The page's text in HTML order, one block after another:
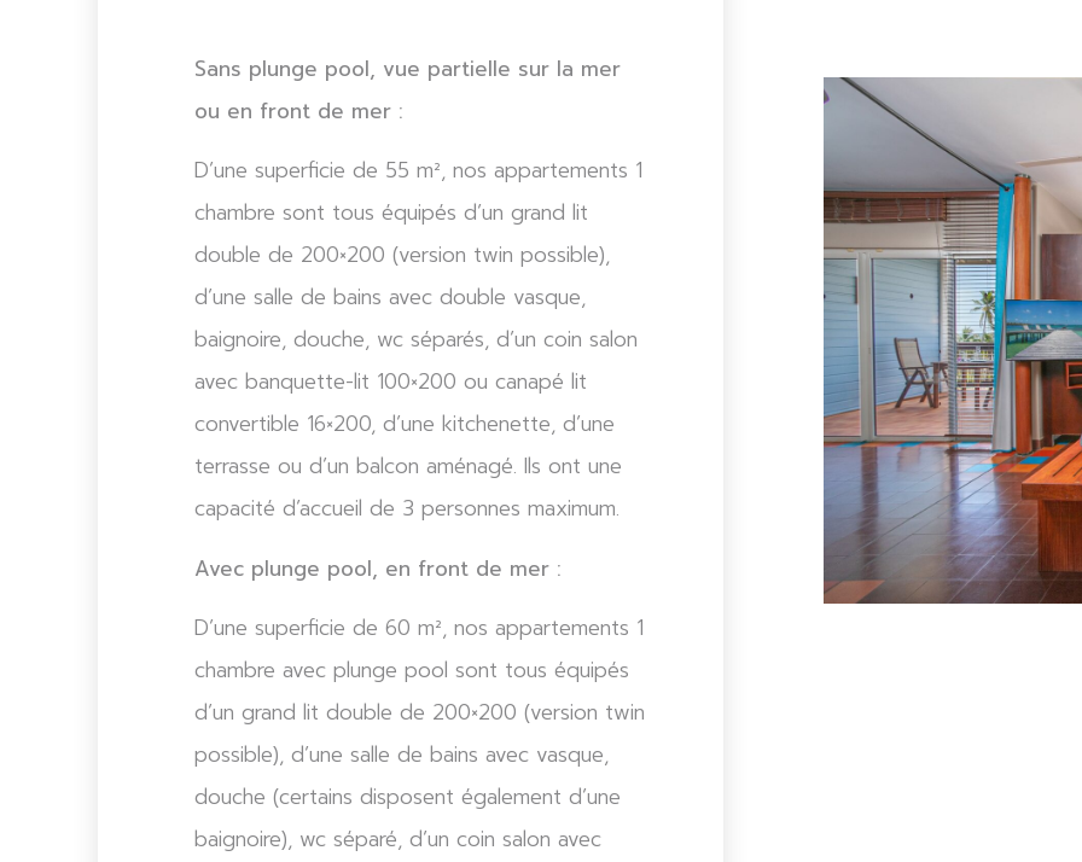
Sans plunge pool, vue partielle sur la mer
ou en front de mer :
D’une superficie de 55 m², nos appartements 1
chambre sont tous équipés d’un grand lit
double de 200×200 (version twin possible),
d’une salle de bains avec double vasque,
baignoire, douche, wc séparés, d’un coin salon
avec banquette-lit 100×200 ou canapé lit
convertible 16×200, d’une kitchenette, d’une
terrasse ou d’un balcon aménagé. Ils ont une
capacité d’accueil de 3 personnes maximum.
Avec plunge pool, en front de mer :
D’une superficie de 60 m², nos appartements 1
chambre avec plunge pool sont tous équipés
d’un grand lit double de 200×200 (version twin
possible), d’une salle de bains avec vasque,
douche (certains disposent également d’une
baignoire), wc séparé, d’un coin salon avec